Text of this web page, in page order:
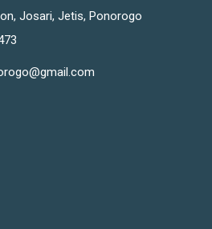
Josari, Jetis, Ponorogo